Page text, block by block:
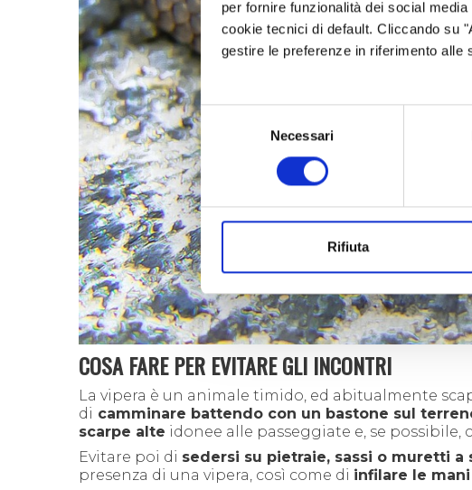
per fornire funzionalità dei social
cookie tecnici di default. Cliccando su
gestire le preferenze in riferimento alle
Selezione
del
consenso
Necessari
Rifiuta
COSA FARE PER EVITARE GLI INCONTRI
La vipera è un animale timido, ed abitualmente
di camminare battendo con un bastone sul
scarpe alte idonee alle passeggiate e, se possibile,
Evitare poi di sedersi su pietraie, sassi o muretti a
presenza di una vipera, così come di infilare le